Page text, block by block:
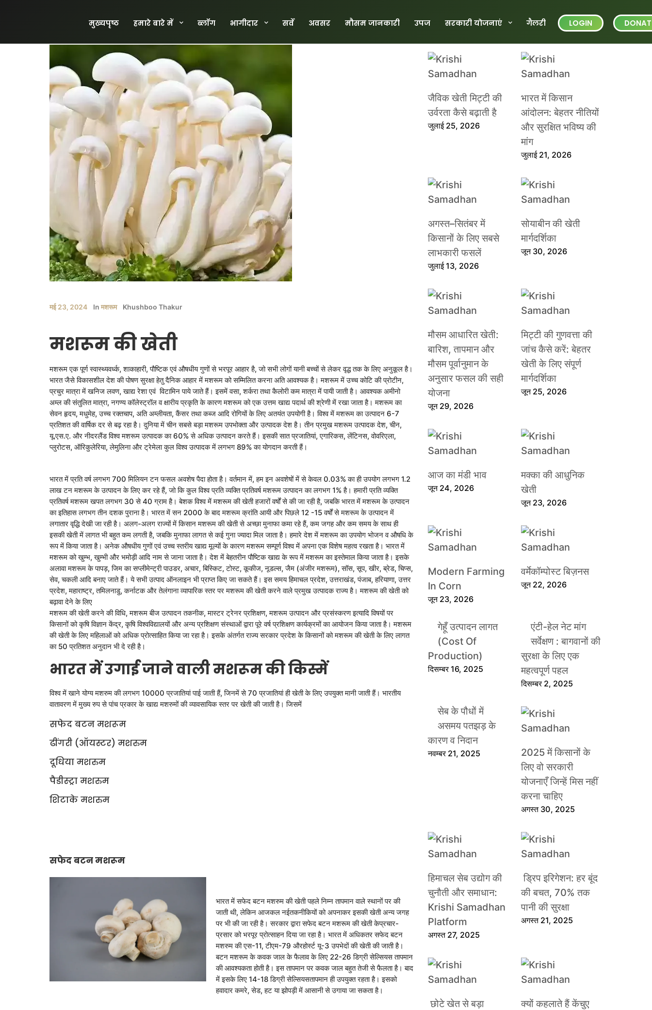
मुख्यपृष्ठ हमारे बारे में ब्लॉग भागीदार सर्वे अवसर मौसम जानकारी उपज सरकारी योजनाएं गैलरी LOGIN
मई 23, 2024 In मशरूम Khushboo Thakur
मशरूम की खेती
मशरूम एक पूर्ण स्वास्थ्यवर्ध्क, शाकाहारी, पौष्टिक एवं औषधीय गुणों से भरपूर आहार है, जो सभी लोगों यानी बच्चों से लेकर वृद्ध तक के लिए अनुकूल है।
भारत जैसे विकासशील देश की पोषण सुरक्षा हेतु दैनिक आहार में मशरूम को सम्मिलित करना अति आवश्यक है। मशरूम में उच्च कोटि की प्रोटीन,
प्रचुर मात्रा में खनिज लवण, खाद्य रेशा एवं विटामिन पाये जाते हैं। इसमें वसा, शर्करा तथा कैलोरी कम मात्रा में पायी जाती है। आवश्यक अमीनो
अम्ल की संतुलित मात्रा, नगण्य कॉलेस्ट्रॉल व क्षारीय प्रकृति के कारण मशरूम को एक उत्तम खाद्य पदार्थ की श्रेणी में रखा जाता है। मशरूम का
सेवन हृदय, मधुमेह, उच्च रक्तचाप, अति अम्लीयता, कैंसर तथा कब्ज आदि रोगियों के लिए अतयंत उपयोगी है। विश्व में मशरूम का उत्पादन 6-7
प्रतिशत की वार्षिक दर से बढ़ रहा है। दुनिया में चीन सबसे बड़ा मशरूम उपभोक्ता और उत्पादक देश है। तीन प्रमुख मशरूम उत्पादक देश, चीन,
यू.एस.ए. और नीदरलैंड विश्व मशरूम उत्पादक का 60% से अधिक उत्पादन करते हैं। इसकी सात प्रजातियां, एगारिकस, लेंटिनस, वोवरिएला,
प्लुरोटस, ऑरिकुलेरिया, लेमुलिना और ट्रेमेला कुल विश्व उत्पादक में लगभग 89% का योगदान करती हैं।
भारत में प्रति वर्ष लगभग 700 मिलियन टन फसल अवशेष पैदा होता है। वर्तमान में, हम इन अवशेषों में से केवल 0.03% का ही उपयोग लगभग 1.2
लाख टन मशरूम के उत्पादन के लिए कर रहे हैं, जो कि कुल विश्व प्रति व्यक्ति प्रतिवर्ष मशरूम उत्पादन का लगभग 1% है। हमारी प्रति व्यक्ति
प्रतिवर्ष मशरूम खपत लगभग 30 से 40 ग्राम है। बेशक विश्व में मशरूम की खेती हजारों वर्षों से की जा रही है, जबकि भारत में मशरूम के उत्पादन
का इतिहास लगभग तीन दशक पुराना है। भारत में सन 2000 के बाद मशरूम क्रांति आयी और पिछले 12 -15 वर्षों से मशरूम के उत्पादन में
लगातार वृद्धि देखी जा रही है। अलग-अलग राज्यों में किसान मशरूम की खेती से अच्छा मुनाफा कमा रहे हैं, कम जगह और कम समय के साथ ही
इसकी खेती में लागत भी बहुत कम लगती है, जबकि मुनाफा लागत से कई गुना ज्यादा मिल जाता है। हमारे देश में मशरूम का उपयोग भोजन व औषधि के
रूप में किया जाता है। अनेक औषधीय गुणों एवं उच्च स्तरीय खाद्य मूल्यों के कारण मशरूम सम्पूर्ण विश्व में अपना एक विशेष महत्व रखता है। भारत में
मशरूम को खुम्भ, खुम्भी और भमोड़ी आदि नाम से जाना जाता है। देश में बेहतरीन पौष्टिक खाद्य के रूप में मशरूम का इस्तेमाल किया जाता है। इसके
अलावा मशरूम के पापड़, जिम का सप्लीमेन्ट्री पाउडर, अचार, बिस्किट, टोस्ट, कूकीज, नूडल्स, जैम (अंजीर मशरूम), सॉस, सूप, खीर, ब्रेड, चिप्स,
सेव, चकली आदि बनाए जाते हैं। ये सभी उत्पाद ऑनलाइन भी प्राप्त किए जा सकते हैं। इस समय हिमाचल प्रदेश, उत्तराखंड, पंजाब, हरियाणा, उत्तर
प्रदेश, महाराष्ट्र, तमिलनाडु, कर्नाटक और तेलंगाना व्यापारिक स्तर पर मशरूम की खेती करने वाले प्रमुख उत्पादक राज्य है। मशरूम की खेती को
बढ़ावा देने के लिए
मशरूम की खेती करने की विधि, मशरूम बीज उत्पादन तकनीक, मास्टर ट्रेनर प्रशिक्षण, मशरूम उत्पादन और प्रसंस्करण इत्यादि विषयों पर
किसानों को कृषि विज्ञान केंद्र, कृषि विश्वविद्यालयों और अन्य प्रशिक्षण संस्थाओं द्वारा पूरे वर्ष प्रशिक्षण कार्यक्रमों का आयोजन किया जाता है। मशरूम
की खेती के लिए महिलाओं को अधिक प्रोत्साहित किया जा रहा है। इसके अंतर्गत राज्य सरकार प्रदेश के किसानों को मशरूम की खेती के लिए लागत
का 50 प्रतिशत अनुदान भी दे रही है।
भारत में उगाई जाने वाली मशरूम की किस्में
विश्व में खाने योग्य मशरुम की लगभग 10000 प्रजातियां पाई जाती हैं, जिनमें से 70 प्रजातियां ही खेती के लिए उपयुक्त मानी जाती हैं। भारतीय
वातावरण में मुख्य रुप से पांच प्रकार के खाद्य मशरुमों की व्यावसायिक स्तर पर खेती की जाती है। जिसमें
सफेद बटन मशरूम
ढींगरी (ऑयस्टर) मशरुम
दूधिया मशरुम
पैडीस्ट्रा मशरुम
शिटाके मशरुम
सफेद बटनमशरूम
भारत में सफेद बटन मशरुम की खेती पहले निम्न तापमान वाले स्थानों पर की
जाती थी, लेकिन आजकल नईतकनीकियों को अपनाकर इसकी खेती अन्य जगह
पर भी की जा रही है। सरकार द्वारा सफेद बटन मशरूम की खेती केप्रचार-
प्रसार को भरपूर प्रोत्साहन दिया जा रहा है। भारत में अधिकतर सफेद बटन
मशरुम की एस-11, टीएम-79 औरहोर्स्ट यू-3 उपभेदों की खेती की जाती है।
बटन मशरूम के कवक जाल के फैलाव के लिए 22-26 डिग्री सेल्सियस तापमान
की आवश्यकता होती है। इस तापमान पर कवक जाल बहुत तेजी से फैलता है। बाद
में इसके लिए 14-18 डिग्री सेल्सियसतापमान ही उपयुक्त रहता है। इसको
हवादार कमरे, सेड, हट या झोपड़ी में आसानी से उगाया जा सकता है।
जैविक खेती मिट्टी की
उर्वरता कैसे बढ़ाती है
जुलाई 25, 2026
भारत में किसान
आंदोलन: बेहतर नीतियों
और सुरक्षित भविष्य की
मांग
जुलाई 21, 2026
अगस्त–सितंबर में
किसानों के लिए सबसे
लाभकारी फसलें
जुलाई 13, 2026
सोयाबीन की खेती
मार्गदर्शिका
जून 30, 2026
मौसम आधारित खेती:
बारिश, तापमान और
मौसम पूर्वानुमान के
अनुसार फसल की सही
योजना
जून 29, 2026
मिट्टी की गुणवत्ता की
जांच कैसे करें: बेहतर
खेती के लिए संपूर्ण
मार्गदर्शिका
जून 25, 2026
आज का मंडी भाव
जून 24, 2026
मक्का की आधुनिक
खेती
जून 23, 2026
Modern Farming
In Corn
जून 23, 2026
वर्मेकॉम्पोस्ट बिज़नस
जून 22, 2026
गेहूँ उत्पादन लागत
(Cost Of
Production)
दिसम्बर 16, 2025
एंटी-हेल नेट मांग
सर्वेक्षण : बागवानों की
सुरक्षा के लिए एक
महत्वपूर्ण पहल
दिसम्बर 2, 2025
सेब के पौधों में
असमय पतझड़ के
कारण व निदान
नवम्बर 21, 2025
2025 में किसानों के
लिए वो सरकारी
योजनाएँ जिन्हें मिस नहीं
करना चाहिए
अगस्त 30, 2025
हिमाचल सेब उद्योग की
चुनौती और समाधान:
Krishi Samadhan
Platform
अगस्त 27, 2025
ड्रिप इरिगेशन: हर बूंद
की बचत, 70% तक
पानी की सुरक्षा
अगस्त 21, 2025
छोटे खेत से बड़ा
क्यों कहलाते हैं केंचुए